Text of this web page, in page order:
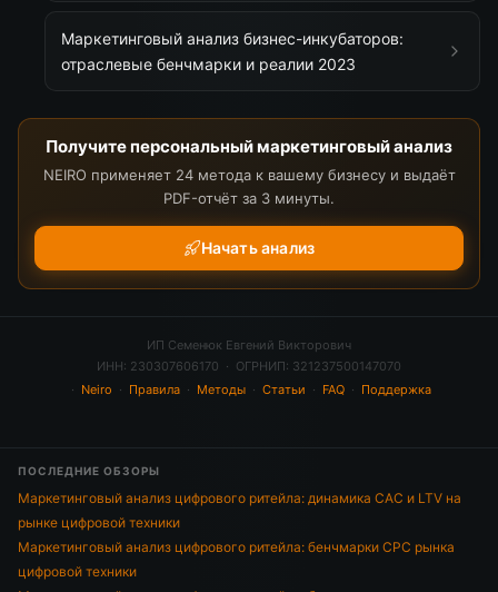
Маркетинговый анализ бизнес-инкубаторов:
отраслевые бенчмарки и реалии 2023
Получите персональный маркетинговый анализ
NEIRO применяет 24 метода к вашему бизнесу и выдаёт
PDF-отчёт за 3 минуты.
Начать анализ
ИП Семенюк Евгений Викторович
ИНН: 230307606170 · ОГРНИП: 321237500147070
· Neiro · Правила· Методы· Статьи · FAQ· Поддержка
ПОСЛЕДНИЕ ОБЗОРЫ
Маркетинговый анализ цифрового ритейла: динамика CAC и LTV на
рынке цифровой техники
Маркетинговый анализ цифрового ритейла: бенчмарки CPC рынка
цифровой техники